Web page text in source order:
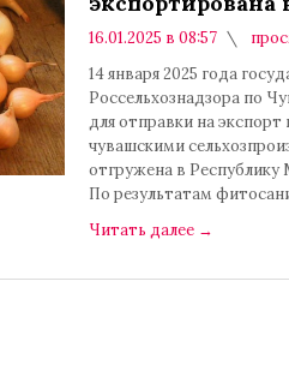
16.01.2025 в 08:57
14 января 2025 года
Россельхознадзора по
для отправки на
чувашскими
отгружена в
По результатам
Читать далее →